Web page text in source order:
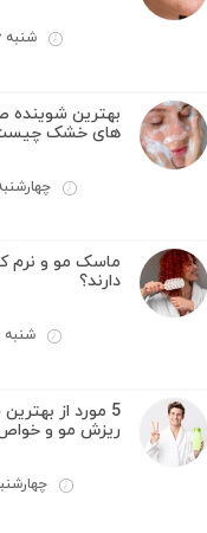
شنبه 26 خرداد 1403
بهترین
های خشک
چهارشنبه 23 خرداد
ماسک مو و نرم
دارند؟
شنبه 19 خرداد 1403
5 مورد از
ریزش مو و
چهارشنبه 16 خرداد